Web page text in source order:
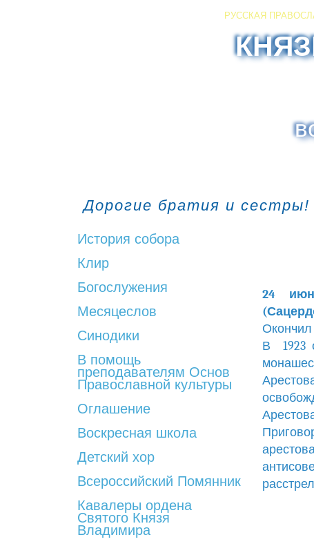
РУССКАЯ
Дорогие братия и
История собора
Клир
Богослужения
Месяцеслов
Синодики
В помощь
преподавателям Основ
Православной культуры
Оглашение
Воскресная школа
Детский хор
Всероссийский Помянник
Кавалеры ордена
Святого Князя
Владимира
24
Окончил
В 1923